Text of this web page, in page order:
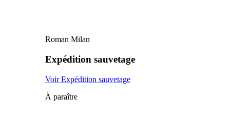
Roman Milan
Expédition sauvetage
Voir Expédition sauvetage
À paraître